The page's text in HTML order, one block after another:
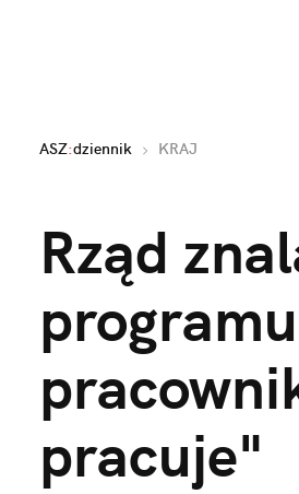
ASZ:dziennik KRAJ
Rząd
pracuje"